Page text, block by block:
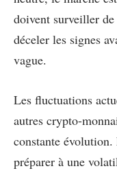
doivent surveiller
déceler les signes
vague.
Les fluctuations
autres crypto-
constante évolution.
préparer à une